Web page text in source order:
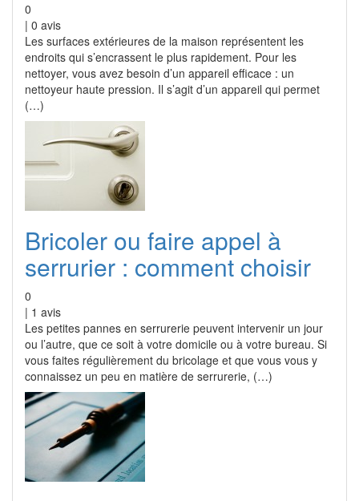
0
| 0 avis
Les surfaces extérieures de la maison représentent les
endroits qui s’encrassent le plus rapidement. Pour les
nettoyer, vous avez besoin d’un appareil efficace : un
nettoyeur haute pression. Il s’agit d’un appareil qui permet
(…)
Bricoler ou faire appel à
serrurier : comment choisir
0
| 1 avis
Les petites pannes en serrurerie peuvent intervenir un jour
ou l’autre, que ce soit à votre domicile ou à votre bureau. Si
vous faites régulièrement du bricolage et que vous vous y
connaissez un peu en matière de serrurerie, (…)